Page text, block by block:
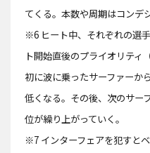
てくる。本数や周期はコンデ
※6 ヒート中、それぞれの選
ト開始直後のプライオリティ
初に波に乗ったサーファーか
低くなる。その後、次のサー
位が繰り上がっていく。
※7 インターフェアを犯すと